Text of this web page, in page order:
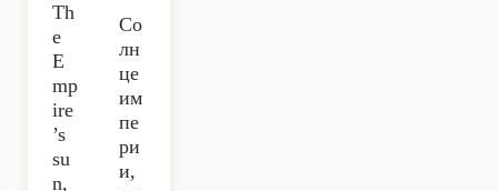
Th
e
E
mp
ire
’s
su
n,
Со
лн
це
им
пе
ри
и,